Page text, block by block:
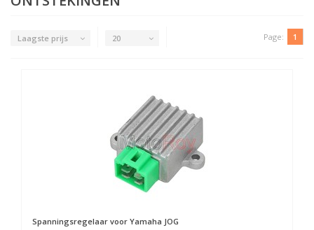
Laagste prijs 20 Page: 1
Spanningsregelaar voor Yamaha JOG